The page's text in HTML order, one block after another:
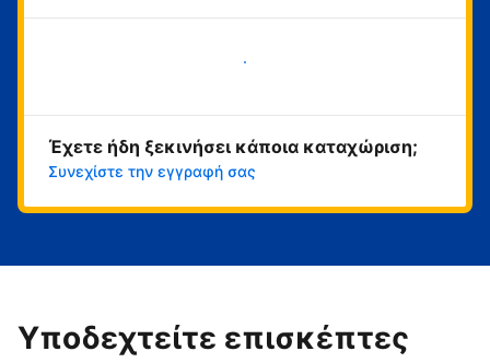
Ξεκινήστε τώρα
Έχετε ήδη ξεκινήσει κάποια καταχώριση;
Συνεχίστε την εγγραφή σας
Υποδεχτείτε επισκέπτες